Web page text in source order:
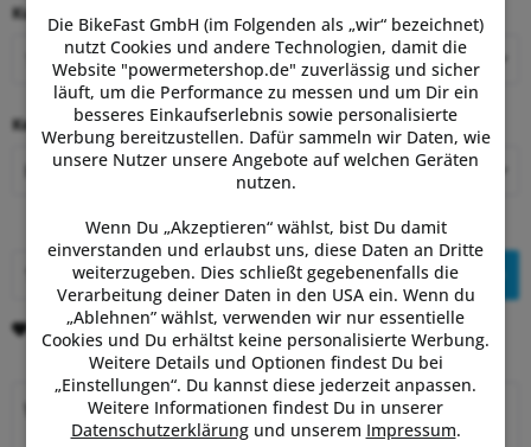
Kurbellänge:
Kettenblätter:
In den Warenkorb
Merken Bewerten
Warum Powermetershop?
Die BikeFast GmbH (im Folgenden als „wir“ bezeichnet)
nutzt Cookies und andere Technologien, damit die
Website "powermetershop.de" zuverlässig und sicher
läuft, um die Performance zu messen und um Dir ein
besseres Einkaufserlebnis sowie personalisierte
Werbung bereitzustellen. Dafür sammeln wir Daten, wie
unsere Nutzer unsere Angebote auf welchen Geräten
nutzen.
Wenn Du „Akzeptieren“ wählst, bist Du damit
einverstanden und erlaubst uns, diese Daten an Dritte
weiterzugeben. Dies schließt gegebenenfalls die
Verarbeitung deiner Daten in den USA ein. Wenn du
„Ablehnen” wählst, verwenden wir nur essentielle
Cookies und Du erhältst keine personalisierte Werbung.
Weitere Details und Optionen findest Du bei
„Einstellungen“. Du kannst diese jederzeit anpassen.
Weitere Informationen findest Du in unserer
Datenschutzerklärungund unserem Impressum.